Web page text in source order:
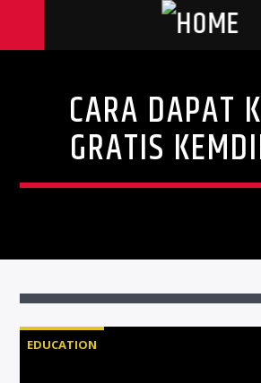
CARA DAPAT
GRATIS
EDUCATION